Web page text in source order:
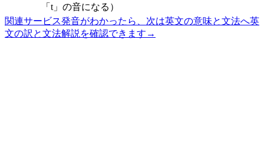
「t」の音になる）
関連サービス発音がわかったら、次は英文の意味と文法へ英
文の訳と文法解説を確認できます →